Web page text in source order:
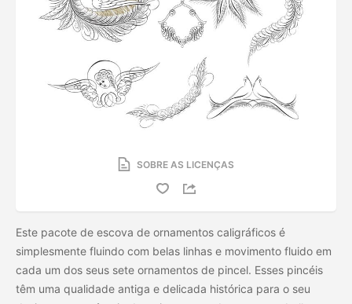
SOBRE AS LICENÇAS
Este pacote de escova de ornamentos caligráficos é
simplesmente fluindo com belas linhas e movimento fluido em
cada um dos seus sete ornamentos de pincel. Esses pincéis
têm uma qualidade antiga e delicada histórica para o seu